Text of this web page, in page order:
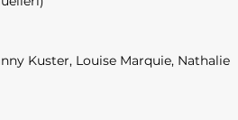
Kuster, Louise Marquie, Nathalie